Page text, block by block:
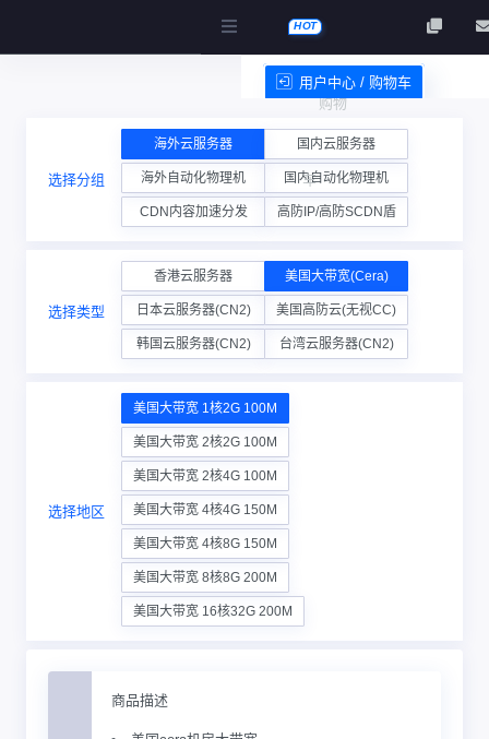
HOT
购物
车
用户中心 / 购物车
服务条款
选择分组
海外云服务器 国内云服务器
海外自动化物理机 国内自动化物理机
CDN内容加速分发 高防IP/高防SCDN盾
选择类型
香港云服务器 美国大带宽(Cera)
日本云服务器(CN2) 美国高防云(无视CC)
韩国云服务器(CN2) 台湾云服务器(CN2)
选择地区
美国大带宽 1核2G 100M
美国大带宽 2核2G 100M
美国大带宽 2核4G 100M
美国大带宽 4核4G 150M
美国大带宽 4核8G 150M
美国大带宽 8核8G 200M
美国大带宽 16核32G 200M
商品描述